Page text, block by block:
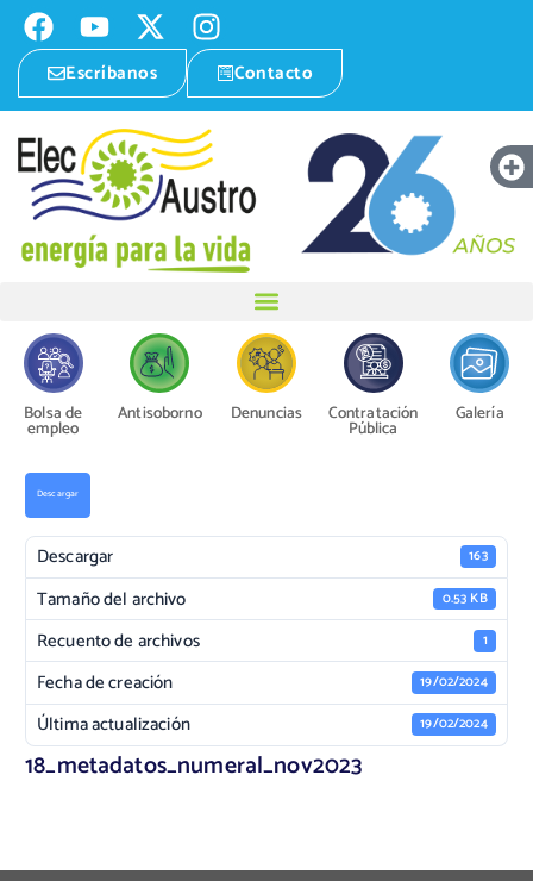
Escríbanos Contacto
Bolsa de
empleo
Antisoborno Denuncias Contratación
Pública
Galería
Descargar
Descargar 163
Tamaño del archivo 0.53 KB
Recuento de archivos 1
Fecha de creación 19/02/2024
Última actualización 19/02/2024
18_metadatos_numeral_nov2023